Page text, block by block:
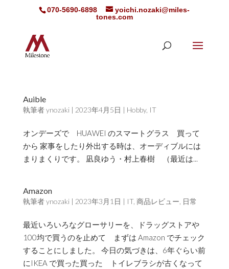
070-5690-6898
yoichi.nozaki@miles-
tones.com
Auible
執筆者ynozaki| 2023年4月5日 | Hobby, IT
オンデーズで HUAWEI のスマートグラス 買って
から 家事をしたり外出する時は、オーディブルには
まりまくりです。 凪良ゆう・村上春樹 （最近は...
Amazon
執筆者ynozaki| 2023年3月1日 | IT, 商品レビュー 日常
最近いろいろなグローサリーを、ドラッグストアや
100均で買うのを止めて まずは Amazon でチェック
することにしました。 今日の気づきは、6年ぐらい前
にIKEA で買った買った トイレブラシが古くなって